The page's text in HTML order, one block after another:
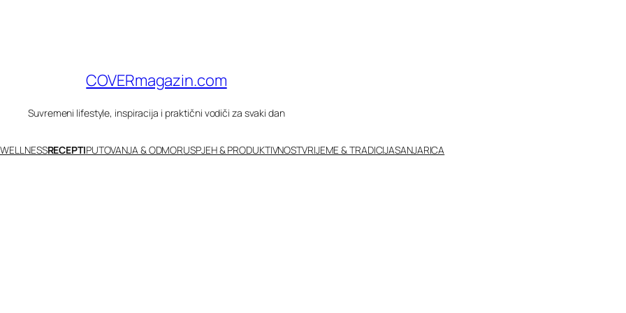
COVERmagazin.com
Suvremeni lifestyle, inspiracija i praktični vodiči za svaki dan
RECEPTIPUTOVANJA & ODMORUSPJEH & PRODUKTIVNOSTVRIJEME & TRADICIJASANJARICA